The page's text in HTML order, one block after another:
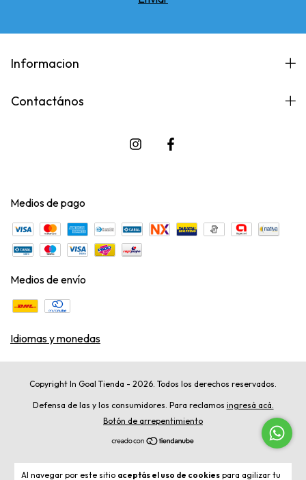
Al navegar por este sitio aceptás el uso de cookies para agilizar tu
Informacion
Contactános
Medios de pago
Medios de envío
Idiomas y monedas
Copyright In Goal Tienda - 2026. Todos los derechos reservados.
Defensa de las y los consumidores. Para reclamos ingresá acá.
Botón de arrepentimiento